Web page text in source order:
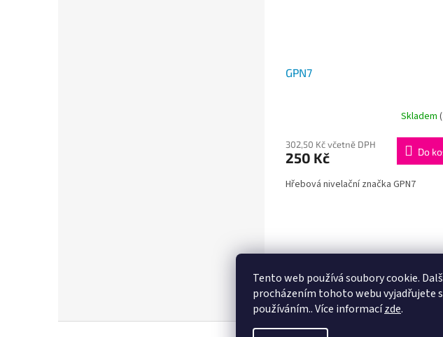
Tento web používá soubory cookie.
procházením tohoto webu vyjadřujete
používáním.. Více informacízde.
GPN7
Skladem
302,50 Kč včetně DPH
250 Kč Do
Hřebová nivelační značka GPN7